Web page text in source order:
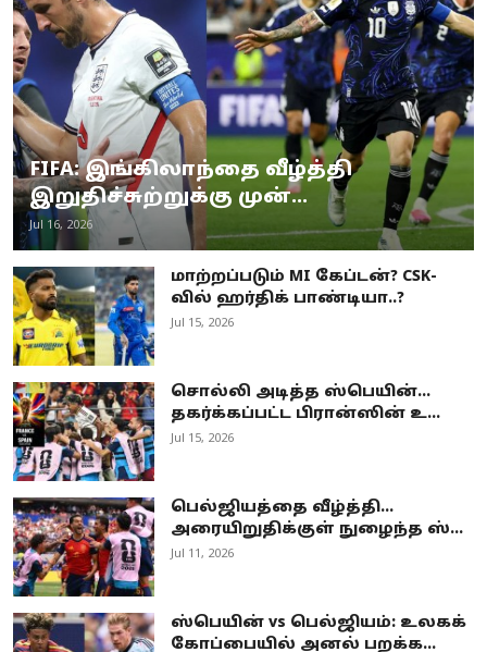
FIFA: இங்கிலாந்தை வீழ்த்தி
இறுதிச்சுற்றுக்கு முன்...
Jul 16, 2026
மாற்றப்படும் MI கேப்டன்? CSK-
வில் ஹர்திக் பாண்டியா..?
Jul 15, 2026
சொல்லி அடித்த ஸ்பெயின்…
தகர்க்கப்பட்ட பிரான்ஸின் உ...
Jul 15, 2026
பெல்ஜியத்தை வீழ்த்தி...
அரையிறுதிக்குள் நுழைந்த ஸ்...
Jul 11, 2026
ஸ்பெயின் vs பெல்ஜியம்: உலகக்
கோப்பையில் அனல் பறக்க...